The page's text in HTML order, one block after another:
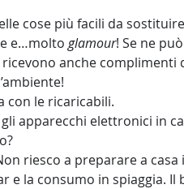
cose più facili da
e…molto glamour! Se ne
anche complimenti
con le ricaricabili.
apparecchi elettronici in
riesco a preparare a
e la consumo in spiaggia. Il